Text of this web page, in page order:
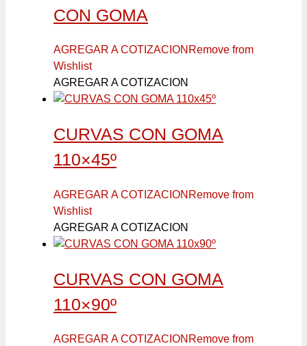
CON GOMA
AGREGAR A COTIZACION Remove from
Wishlist
AGREGAR A COTIZACION
CURVAS CON GOMA
110×45º
AGREGAR A COTIZACION Remove from
Wishlist
AGREGAR A COTIZACION
CURVAS CON GOMA
110×90º
AGREGAR A COTIZACION Remove from